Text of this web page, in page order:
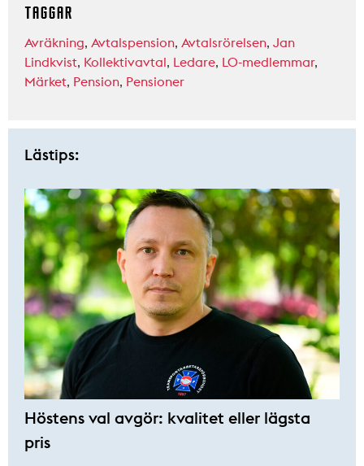
TAGGAR
Avräkning, Avtalspension, Avtalsrörelsen, Jan
Lindkvist, Kollektivavtal, Ledare, LO-medlemmar,
Märket, Pension, Pensioner
Lästips:
Höstens val avgör: kvalitet eller lägsta
pris